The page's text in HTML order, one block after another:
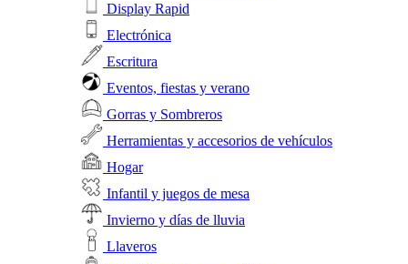
Display Rapid
Electrónica
Escritura
Eventos, fiestas y verano
Gorras y Sombreros
Herramientas y accesorios de vehículos
Hogar
Infantil y juegos de mesa
Invierno y días de lluvia
Llaveros